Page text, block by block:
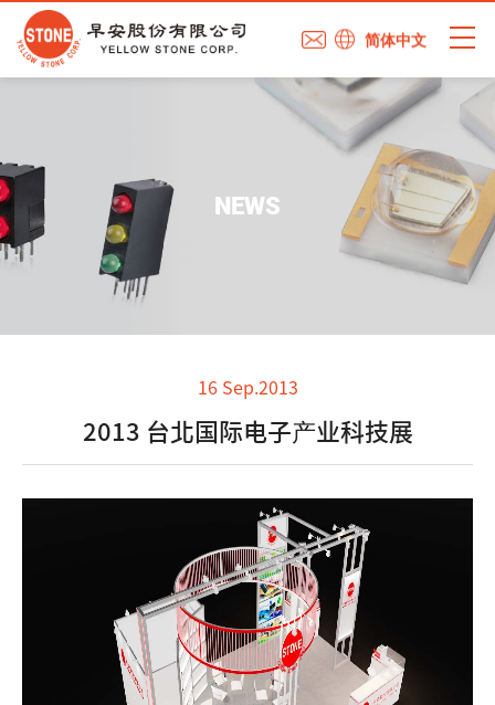
简体中文
NEWS
16 Sep.2013
2013 台北国际电子产业科技展